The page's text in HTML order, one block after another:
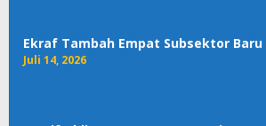
Ekraf Tambah Empat Subsektor Baru
Juli 14, 2026